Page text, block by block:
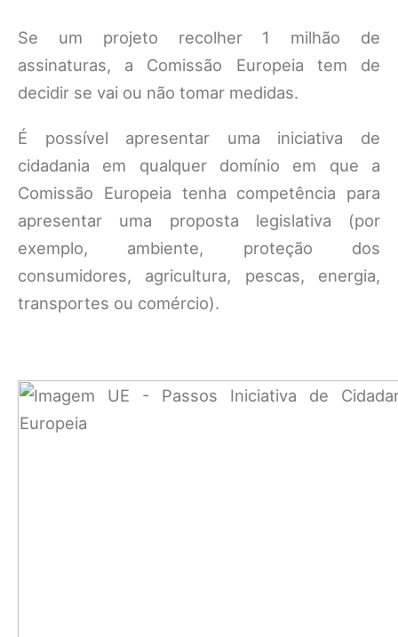
Se um projeto recolher 1 milhão de
assinaturas, a Comissão Europeia tem de
decidir se vai ou não tomar medidas.
É possível apresentar uma iniciativa de
cidadania em qualquer domínio em que a
Comissão Europeia tenha competência para
apresentar uma proposta legislativa (por
exemplo, ambiente, proteção dos
consumidores, agricultura, pescas, energia,
transportes ou comércio).